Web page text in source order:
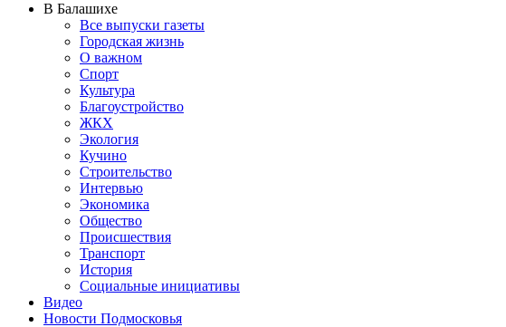
В Балашихе
Все выпуски газеты
Городская жизнь
О важном
Спорт
Культура
Благоустройство
ЖКХ
Экология
Кучино
Строительство
Интервью
Экономика
Общество
Происшествия
Транспорт
История
Социальные инициативы
Видео
Новости Подмосковья